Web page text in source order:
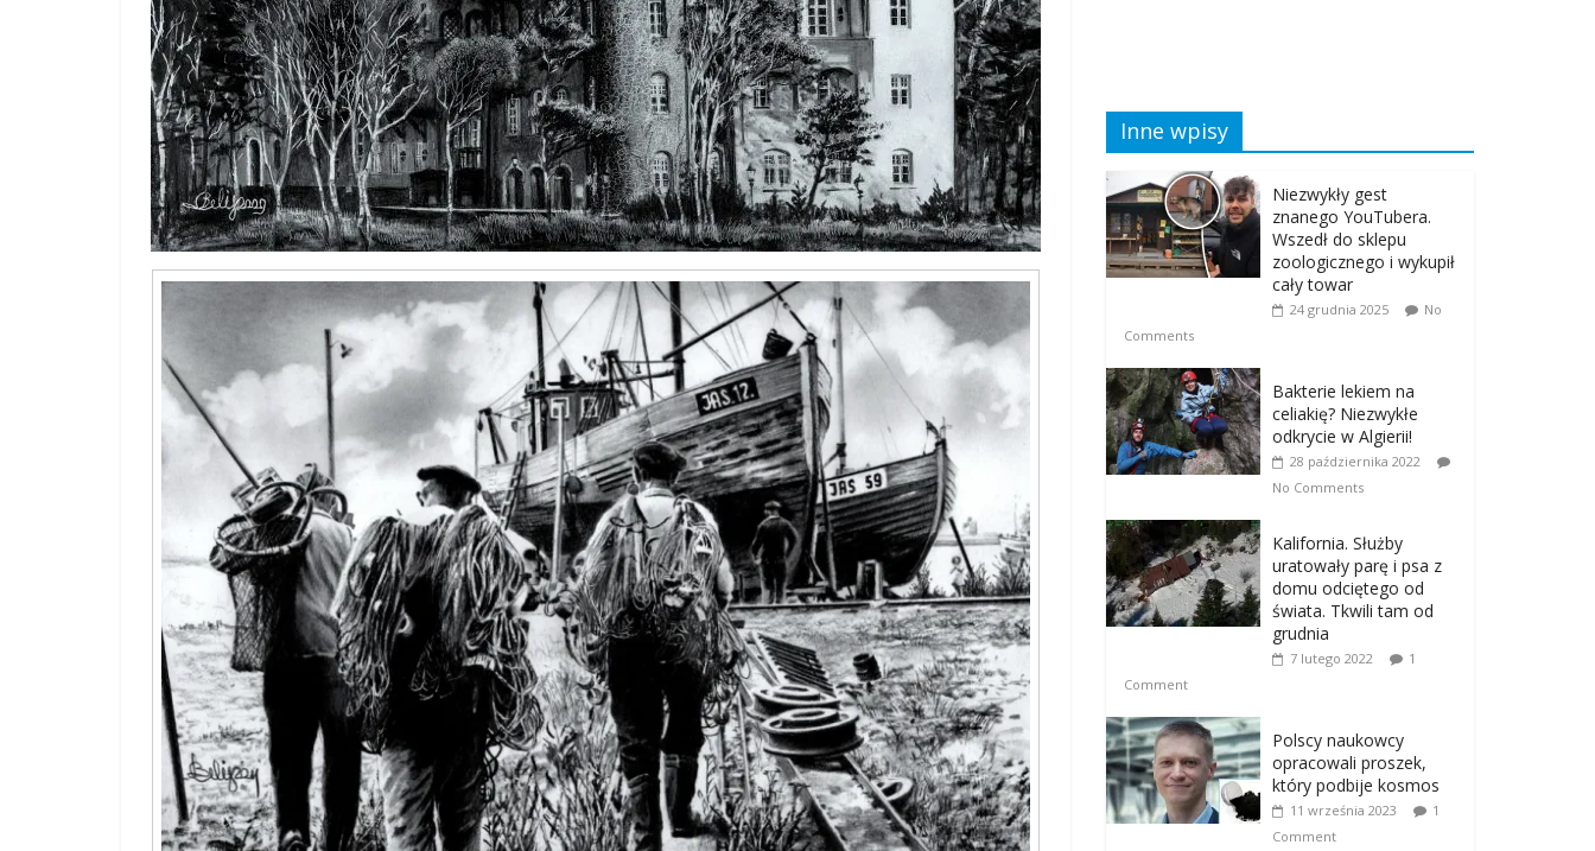
Inne wpisy
Niezwykły gest
znanego YouTubera.
Wszedł do sklepu
zoologicznego i wykupił
cały towar
24 grudnia 2025
No
Comments
Bakterie lekiem na
celiakię? Niezwykłe
odkrycie w Algierii!
28 października 2022
No Comments
Kalifornia. Służby
uratowały parę i psa z
domu odciętego od
świata. Tkwili tam od
grudnia
7 lutego 2022
1
Comment
Polscy naukowcy
opracowali proszek,
który podbije kosmos
11 września 2023
1
Comment